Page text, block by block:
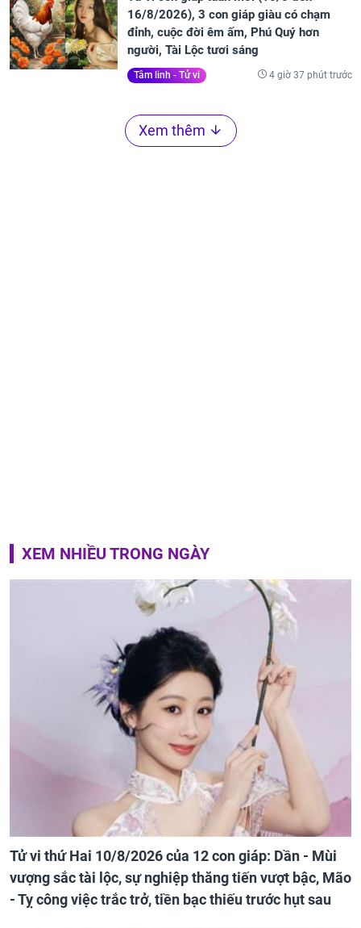
16/8/2026), 3 con giáp giàu có chạm
đỉnh, cuộc đời êm ấm, Phú Quý hơn
người, Tài Lộc tươi sáng
Tâm linh - Tử vi 4 giờ 37 phút trước
Xem thêm
XEM NHIỀU TRONG NGÀY
Tử vi thứ Hai 10/8/2026 của 12 con giáp: Dần - Mùi
vượng sắc tài lộc, sự nghiệp thăng tiến vượt bậc, Mão
- Tỵ công việc trắc trở, tiền bạc thiếu trước hụt sau